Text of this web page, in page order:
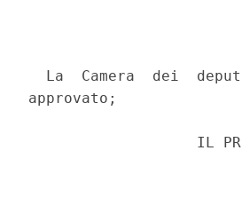
La  Camera  dei
approvato;
IL